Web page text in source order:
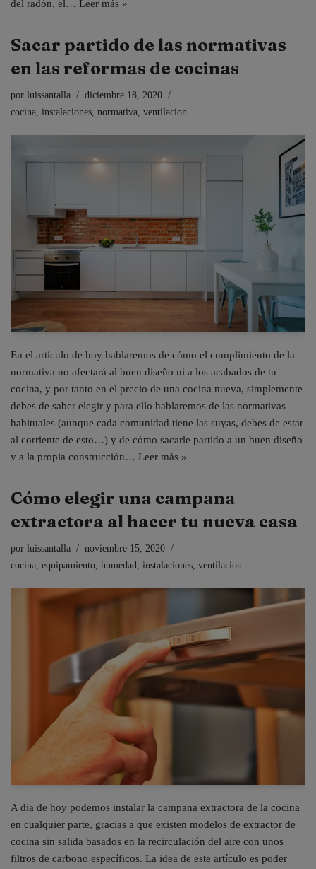
del radón, el… Leer más »
Sacar partido de las normativas
en las reformas de cocinas
por luissantalla
diciembre 18, 2020
cocina, instalaciones, normativa, ventilacion
En el artículo de hoy hablaremos de cómo el cumplimiento de la
normativa no afectará al buen diseño ni a los acabados de tu
cocina, y por tanto en el precio de una cocina nueva, simplemente
debes de saber elegir y para ello hablaremos de las normativas
habituales (aunque cada comunidad tiene las suyas, debes de estar
al corriente de esto…) y de cómo sacarle partido a un buen diseño
y a la propia construcción… Leer más »
Cómo elegir una campana
extractora al hacer tu nueva casa
por luissantalla
noviembre 15, 2020
cocina equipamiento humedad instalaciones ventilacion
A dia de hoy podemos instalar la campana extractora de la cocina
en cualquier parte, gracias a que existen modelos de extractor de
cocina sin salida basados en la recirculación del aire con unos
filtros de carbono específicos. La idea de este artículo es poder